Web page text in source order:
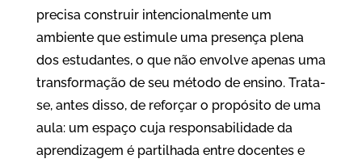
precisa construir intencionalmente um
ambiente que estimule uma presença plena
dos estudantes, o que não envolve apenas uma
transformação de seu método de ensino. Trata-
se, antes disso, de reforçar o propósito de uma
aula: um espaço cuja responsabilidade da
aprendizagem é partilhada entre docentes e